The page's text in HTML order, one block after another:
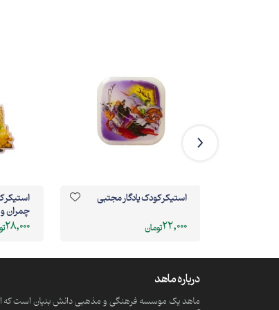
استیکر کودک یادگار مجتبی
22,000تومان
استیکر
چمران
28,000
درباره ماهد